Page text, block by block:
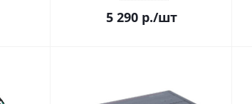
5 290р./шт